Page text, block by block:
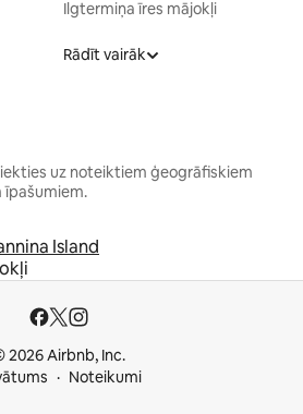
Ilgtermiņa īres mājokļi
Rādīt vairāk
uz noteiktiem ģeogrāfiskiem
īpašumiem.
Island
2026 Airbnb, Inc.
Noteikumi